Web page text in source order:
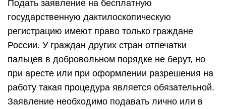
Подать заявление на бесплатную
государственную дактилоскопическую
регистрацию имеют право только граждане
России. У граждан других стран отпечатки
пальцев в добровольном порядке не берут, но
при аресте или при оформлении разрешения на
работу такая процедура является обязательной.
Заявление необходимо подавать лично или в